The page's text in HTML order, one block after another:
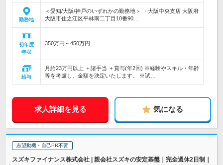
勤務地
＜愛知/大阪/神戸のいずれかの勤務地＞ ・大阪中央支店 大阪府
大阪市住之江区平林南二丁目10番90…
初年度
年収
350万円～450万円
給与
月給23万円以上 ＋諸手当 ＋賞与(年2回) ※経験やスキル・年齢
等を考慮し、金額を決定いたします。 ※試…
求人詳細を見る 気になる
志望動機・自己PR不要
スズキファイナンス株式会社 | 親会社スズキの安定基盤｜完全週休2日制｜